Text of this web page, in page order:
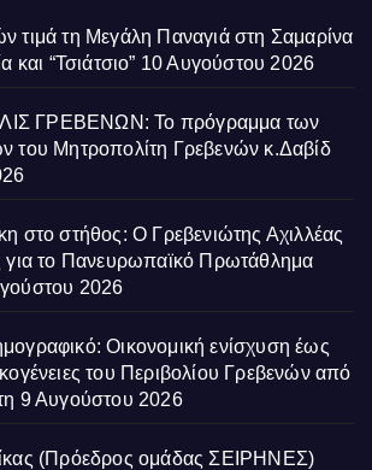
τιμά τη Μεγάλη Παναγιά στη Σαμαρίνα
και “Τσιάτσιο” 10 Αυγούστου 2026
ΓΡΕΒΕΝΩΝ: Το πρόγραμμα των
του Μητροπολίτη Γρεβενών κ.Δαβίδ
στο στήθος: Ο Γρεβενιώτης Αχιλλέας
για το Πανευρωπαϊκό Πρωτάθλημα
2026
Οικονομική ενίσχυση έως
του Περιβολίου Γρεβενών από
9 Αυγούστου 2026
(Πρόεδρος ομάδας ΣΕΙΡΗΝΕΣ)